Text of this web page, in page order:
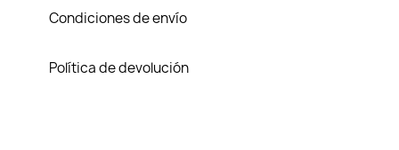
Condiciones de envío
Política de devolución